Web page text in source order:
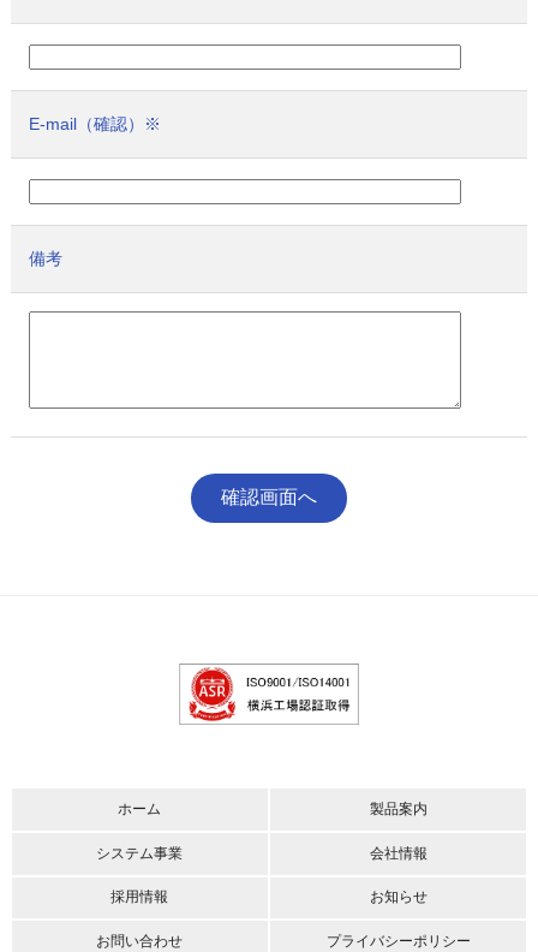
E-mail（確認） ※
備考
ホーム 製品案内
システム事業 会社情報
採用情報 お知らせ
お問い合わせ プライバシーポリシー